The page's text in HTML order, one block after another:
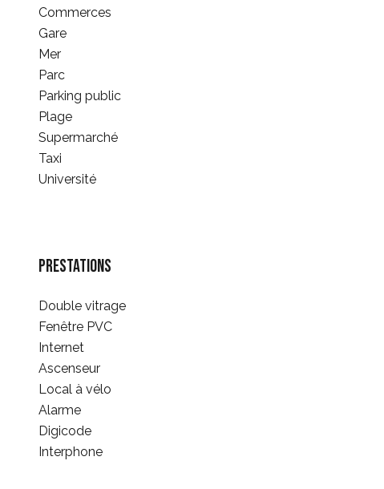
Commerces
Gare
Mer
Parc
Parking public
Plage
Supermarché
Taxi
Université
Prestations
Double vitrage
Fenêtre PVC
Internet
Ascenseur
Local à vélo
Alarme
Digicode
Interphone